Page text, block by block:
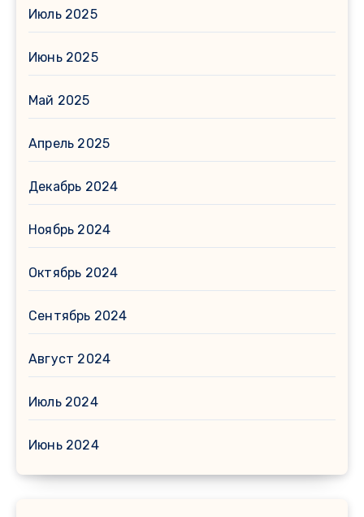
Июль 2025
Июнь 2025
Май 2025
Апрель 2025
Декабрь 2024
Ноябрь 2024
Октябрь 2024
Сентябрь 2024
Август 2024
Июль 2024
Июнь 2024